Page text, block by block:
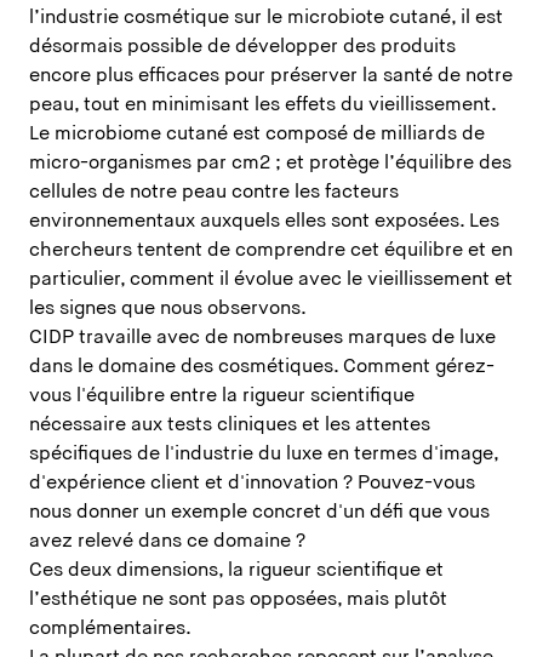
l’industrie cosmétique sur le microbiote cutané, il est
désormais possible de développer des produits
encore plus efficaces pour préserver la santé de notre
peau, tout en minimisant les effets du vieillissement.
Le microbiome cutané est composé de milliards de
micro-organismes par cm2 ; et protège l’équilibre des
cellules de notre peau contre les facteurs
environnementaux auxquels elles sont exposées. Les
chercheurs tentent de comprendre cet équilibre et en
particulier, comment il évolue avec le vieillissement et
les signes que nous observons.
CIDP travaille avec de nombreuses marques de luxe
dans le domaine des cosmétiques. Comment gérez-
vous l'équilibre entre la rigueur scientifique
nécessaire aux tests cliniques et les attentes
spécifiques de l'industrie du luxe en termes d'image,
d'expérience client et d'innovation ? Pouvez-vous
nous donner un exemple concret d'un défi que vous
avez relevé dans ce domaine ?
Ces deux dimensions, la rigueur scientifique et
l’esthétique ne sont pas opposées, mais plutôt
complémentaires.